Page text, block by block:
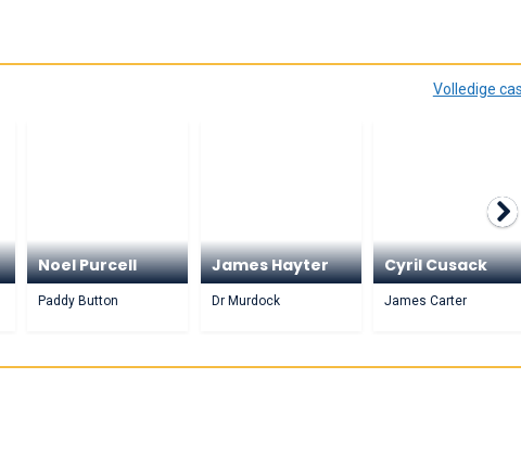
Volledige
Noel Purcell
Paddy Button
James Hayter
Dr Murdock
Cyril Cusack
James Carter